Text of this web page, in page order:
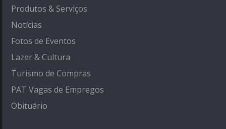
Produtos & Serviços
Notícias
Fotos de Eventos
Lazer & Cultura
Turismo de Compras
PAT Vagas de Empregos
Obituário